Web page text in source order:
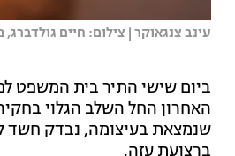
עינב צנגאוקר | צילום: חיים גולדברג,
ביום שישי התיר בית המשפט
האחרון החל השלב הגלוי
שנמצאת בעיצומה, נבדק חשד
ברצועת עזה.